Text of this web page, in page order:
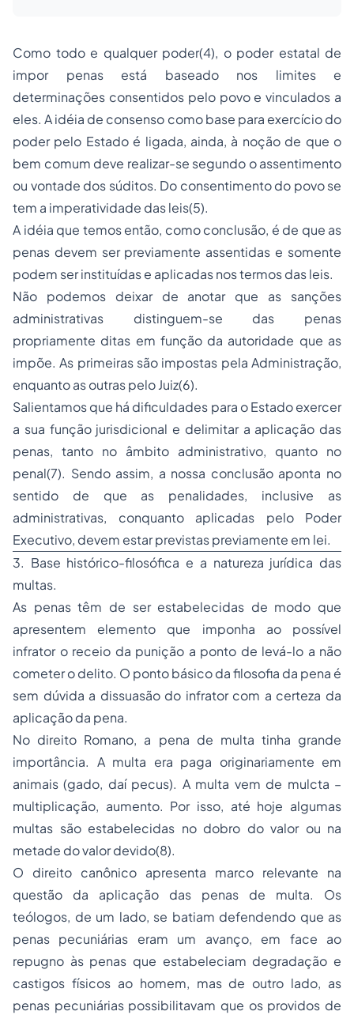
Como todo e qualquer poder(4), o poder estatal de
impor penas está baseado nos limites e
determinações consentidos pelo povo e vinculados a
eles. A idéia de consenso como base para exercício do
poder pelo Estado é ligada, ainda, à noção de que o
bem comum deve realizar-se segundo o assentimento
ou vontade dos súditos. Do consentimento do povo se
tem a imperatividade das leis(5).
A idéia que temos então, como conclusão, é de que as
penas devem ser previamente assentidas e somente
podem ser instituídas e aplicadas nos termos das leis.
Não podemos deixar de anotar que as sanções
administrativas distinguem-se das penas
propriamente ditas em função da autoridade que as
impõe. As primeiras são impostas pela Administração,
enquanto as outras pelo Juiz(6).
Salientamos que há dificuldades para o Estado exercer
a sua função jurisdicional e delimitar a aplicação das
penas, tanto no âmbito administrativo, quanto no
penal(7). Sendo assim, a nossa conclusão aponta no
sentido de que as penalidades, inclusive as
administrativas, conquanto aplicadas pelo Poder
Executivo, devem estar previstas previamente em lei.
3. Base histórico-filosófica e a natureza jurídica das
multas.
As penas têm de ser estabelecidas de modo que
apresentem elemento que imponha ao possível
infrator o receio da punição a ponto de levá-lo a não
cometer o delito. O ponto básico da filosofia da pena é
sem dúvida a dissuasão do infrator com a certeza da
aplicação da pena.
No direito Romano, a pena de multa tinha grande
importância. A multa era paga originariamente em
animais (gado, daí pecus). A multa vem de mulcta –
multiplicação, aumento. Por isso, até hoje algumas
multas são estabelecidas no dobro do valor ou na
metade do valor devido(8).
O direito canônico apresenta marco relevante na
questão da aplicação das penas de multa. Os
teólogos, de um lado, se batiam defendendo que as
penas pecuniárias eram um avanço, em face ao
repugno às penas que estabeleciam degradação e
castigos físicos ao homem, mas de outro lado, as
penas pecuniárias possibilitavam que os providos de